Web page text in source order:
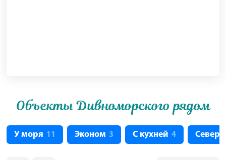
Объекты Дивноморского рядом
У моря 11 Эконом 3 С кухней 4